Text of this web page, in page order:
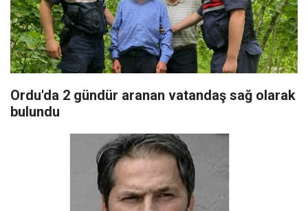
Ordu'da 2 gündür aranan vatandaş sağ olarak
bulundu